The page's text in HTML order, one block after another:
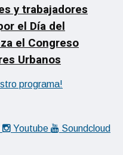
y trabajadores
el Día del
el Congreso
Urbanos
Youtube Soundcloud